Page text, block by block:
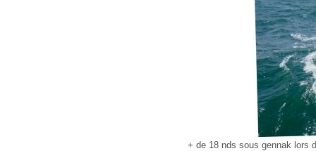
+ de 18 nds sous gennak lors